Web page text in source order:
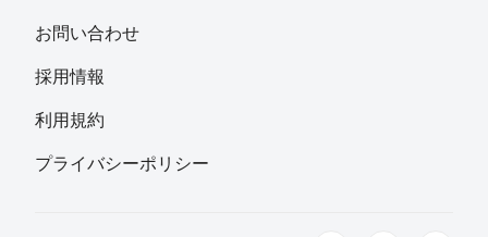
お問い合わせ
採用情報
利用規約
プライバシーポリシー